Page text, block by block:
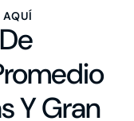
Y Gran